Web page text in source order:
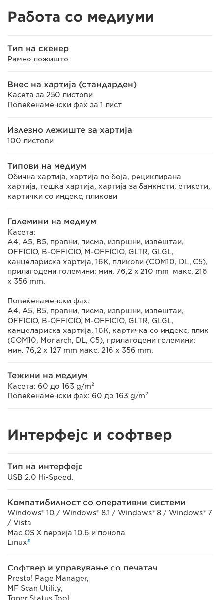
Работа со медиуми
Тип на скенер
Рамно лежиште
Внес на хартија (стандарден)
Касета за 250 листови
Повеќенаменски фах за 1 лист
Излезно лежиште за хартија
100 листови
Типови на медиум
Обична хартија, хартија во боја, рециклирана
хартија, тешка хартија, хартија за банкноти, етикети,
картички со индекс, пликови
Големини на медиум
Касета:
A4, A5, B5, правни, писма, извршни, извештаи,
OFFICIO, B-OFFICIO, M-OFFICIO, GLTR, GLGL,
канцелариска хартија, 16K, пликови (COM10, DL, C5),
прилагодени големини: мин. 76,2 x 210 mm макс. 216
x 356 mm.
Повеќенаменски фах:
A4, A5, B5, правни, писма, извршни, извештаи,
OFFICIO, B-OFFICIO, M-OFFICIO, GLTR, GLGL,
канцелариска хартија, 16K, картичка со индекс, плик
(COM10, Monarch, DL, C5), прилагодени големини:
мин. 76,2 x 127 mm макс. 216 x 356 mm.
Тежини на медиум
Касета: 60 до 163 g/m²
Повеќенаменски фах: 60 до 163 g/m²
Интерфејс и софтвер
Тип на интерфејс
USB 2.0 Hi-Speed,
Компатибилност со оперативни системи
Windows® 10 / Windows® 8.1 / Windows® 8 / Windows® 7
/ Vista
Mac OS X верзија 10.6 и понова
Linux2
Софтвер и управување со печатач
Presto! Page Manager,
MF Scan Utility,
Toner Status Tool,